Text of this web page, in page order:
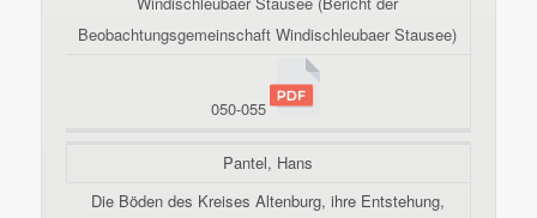
Beobachtungsgemeinschaft Windischleubaer Stausee)
050-055
Pantel, Hans
Die Böden des Kreises Altenburg, ihre Entstehung,